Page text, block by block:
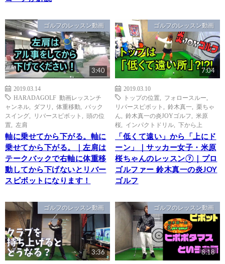
ゴルフのレッスン動画
3:40
2019.03.14
HARADAGOLF 動画レッスンチ
ャンネル
ダフリ 体重移動
バック
スイング
リバースピボット
頭の位
置
左肩
軸に乗せてから下がる。軸に
乗せてから下がる。｜左肩は
テークバックで右軸に体重移
動してから下げないとリバー
スピボットになります！
ゴルフのレッスン動画
7:04
2019.03.10
トップの位置
フォロースルー
リバースピボット
鈴木真一
栗ちゃ
ん
鈴木真一の炎JOYゴルフ
米原
桜
インパクトドリル 下から上
「低くて遠い」から「上にド
ーン」｜サッカー女子・米原
桜ちゃんのレッスン⑦｜プロ
ゴルファー 鈴木真一の炎JOY
ゴルフ
ゴルフのレッスン動画
3:36
ゴルフのレッスン動画
8:18